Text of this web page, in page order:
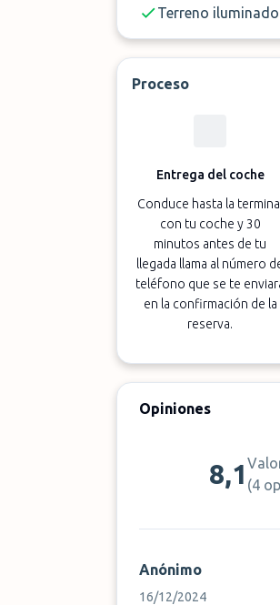
Terreno iluminado
Proceso
Entrega del coche
Conduce hasta la
con tu coche y 30
minutos antes de tu
llegada llama al número
teléfono que se te
en la confirmación de la
reserva.
Opiniones
8,1 (4
Anónimo
16/12/2024